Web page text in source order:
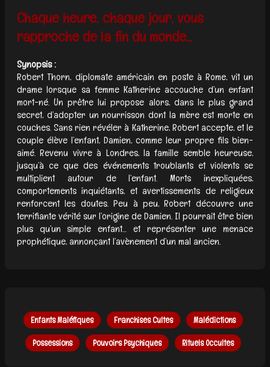
Chaque heure, chaque jour, vous
rapproche de la fin du monde...
Synopsis :
Robert Thorn, diplomate américain en poste à Rome, vit un
drame lorsque sa femme Katherine accouche d’un enfant
mort-né. Un prêtre lui propose alors, dans le plus grand
secret, d’adopter un nourrisson dont la mère est morte en
couches. Sans rien révéler à Katherine, Robert accepte, et le
couple élève l’enfant, Damien, comme leur propre fils bien-
aimé. Revenu vivre à Londres, la famille semble heureuse,
jusqu’à ce que des événements troublants et violents se
multiplient autour de l’enfant. Morts inexpliquées,
comportements inquiétants, et avertissements de religieux
renforcent les doutes. Peu à peu, Robert découvre une
terrifiante vérité sur l’origine de Damien. Il pourrait être bien
plus qu’un simple enfant… et représenter une menace
prophétique, annonçant l’avènement d’un mal ancien.
Enfants Maléfiques Franchises Cultes Malédictions
Possessions Pouvoirs Psychiques Rituels Occultes